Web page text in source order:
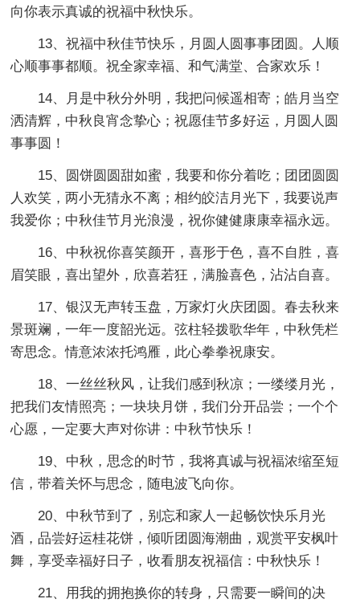
向你表示真诚的祝福中秋快乐。
13、祝福中秋佳节快乐，月圆人圆事事团圆。人顺
心顺事事都顺。祝全家幸福、和气满堂、合家欢乐！
14、月是中秋分外明，我把问候遥相寄；皓月当空
洒清辉，中秋良宵念挚心；祝愿佳节多好运，月圆人圆
事事圆！
15、圆饼圆圆甜如蜜，我要和你分着吃；团团圆圆
人欢笑，两小无猜永不离；相约皎洁月光下，我要说声
我爱你；中秋佳节月光浪漫，祝你健健康康幸福永远。
16、中秋祝你喜笑颜开，喜形于色，喜不自胜，喜
眉笑眼，喜出望外，欣喜若狂，满脸喜色，沾沾自喜。
17、银汉无声转玉盘，万家灯火庆团圆。春去秋来
景斑斓，一年一度韶光远。弦柱轻拨歌华年，中秋凭栏
寄思念。情意浓浓托鸿雁，此心拳拳祝康安。
18、一丝丝秋风，让我们感到秋凉；一缕缕月光，
把我们友情照亮；一块块月饼，我们分开品尝；一个个
心愿，一定要大声对你讲：中秋节快乐！
19、中秋，思念的时节，我将真诚与祝福浓缩至短
信，带着关怀与思念，随电波飞向你。
20、中秋节到了，别忘和家人一起畅饮快乐月光
酒，品尝好运桂花饼，倾听团圆海潮曲，观赏平安枫叶
舞，享受幸福好日子，收看朋友祝福信：中秋快乐！
21、用我的拥抱换你的转身，只需要一瞬间的决